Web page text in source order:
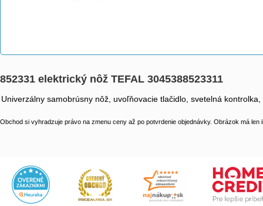
852331 elektrický nôž TEFAL 3045388523311
Univerzálny samobrúsny nôž, uvoľňovacie tlačidlo, svetelná
Obchod si vyhradzuje právo na zmenu ceny až po potvrdenie objednávky. Obrázok má len